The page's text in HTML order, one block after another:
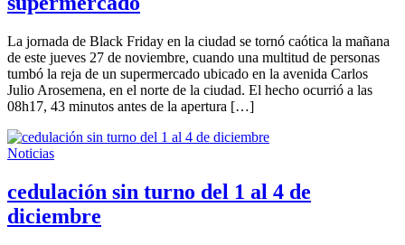
La jornada de Black Friday en la ciudad se tornó caótica la mañana
de este jueves 27 de noviembre, cuando una multitud de personas
tumbó la reja de un supermercado ubicado en la avenida Carlos
Julio Arosemena, en el norte de la ciudad. El hecho ocurrió a las
08h17, 43 minutos antes de la apertura […]
Noticias
cedulación sin turno del 1 al 4 de
diciembre